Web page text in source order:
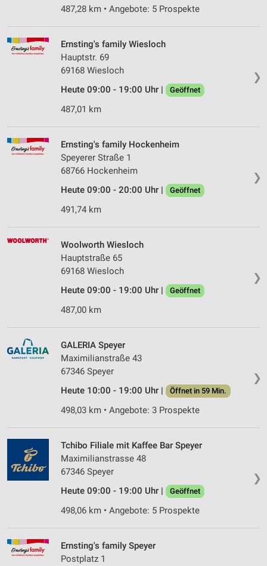
487,28 km • Angebote: 5 Prospekte
❯
Ernsting's family Wiesloch
Hauptstr. 69
69168 Wiesloch
Heute 09:00 - 19:00 Uhr |
Geöffnet
487,01 km
❯
Ernsting's family Hockenheim
Speyerer Straße 1
68766 Hockenheim
Heute 09:00 - 20:00 Uhr |
Geöffnet
491,74 km
❯
Woolworth Wiesloch
Hauptstraße 65
69168 Wiesloch
Heute 09:00 - 19:00 Uhr |
Geöffnet
487,00 km
❯
GALERIA Speyer
Maximilianstraße 43
67346 Speyer
Heute 10:00 - 19:00 Uhr |
Öffnet in 59 Min.
498,03 km • Angebote: 3 Prospekte
❯
Tchibo Filiale mit Kaffee Bar Speyer
Maximilianstrasse 48
67346 Speyer
Heute 09:00 - 19:00 Uhr |
Geöffnet
498,06 km • Angebote: 5 Prospekte
Ernsting's family Speyer
Postplatz 1